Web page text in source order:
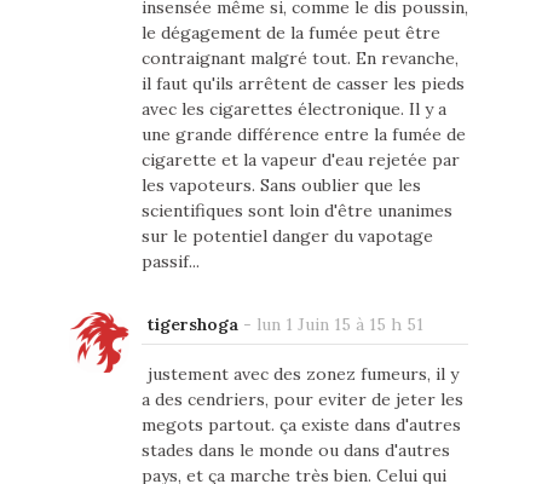
insensée même si, comme le dis poussin,
le dégagement de la fumée peut être
contraignant malgré tout. En revanche,
il faut qu'ils arrêtent de casser les pieds
avec les cigarettes électronique. Il y a
une grande différence entre la fumée de
cigarette et la vapeur d'eau rejetée par
les vapoteurs. Sans oublier que les
scientifiques sont loin d'être unanimes
sur le potentiel danger du vapotage
passif...
tigershoga- lun 1 Juin 15 à 15 h 51
justement avec des zonez fumeurs, il y
a des cendriers, pour eviter de jeter les
megots partout. ça existe dans d'autres
stades dans le monde ou dans d'autres
pays, et ça marche très bien. Celui qui